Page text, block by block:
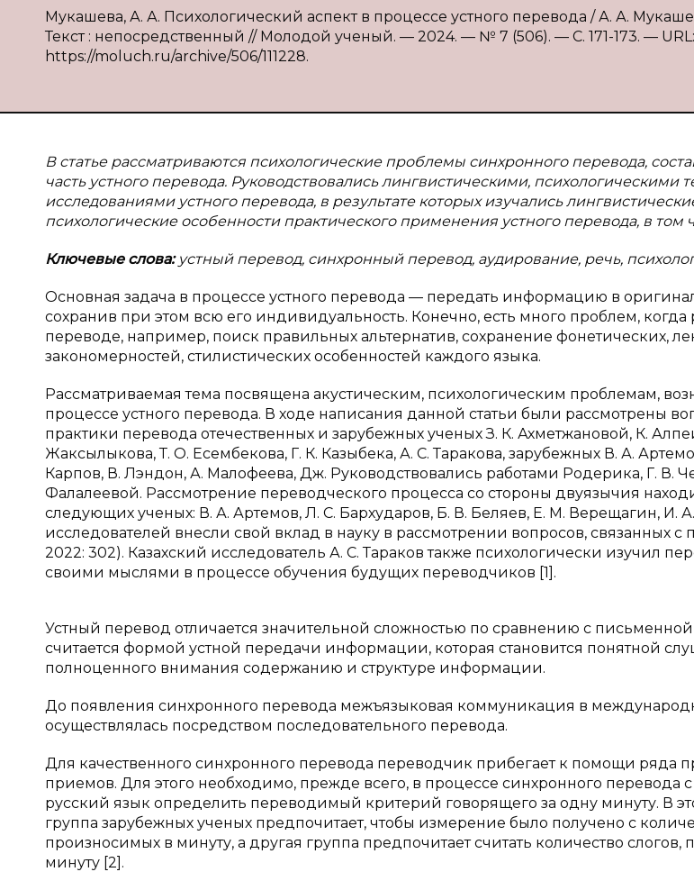
Мукашева, А. А. Психологический аспект в процессе устного перевода / А. А.
Текст : непосредственный // Молодой ученый. — 2024. — № 7 (506). — С. 171-173. — URL:
https://moluch.ru/archive/506/111228.
В статье рассматриваются психологические проблемы синхронного перевода,
часть устного перевода. Руководствовались лингвистическими, психологическими
исследованиями устного перевода, в результате которых изучались
психологические особенности практического применения устного перевода, в том
Ключевые слова: устный перевод, синхронный перевод, аудирование, речь,
Основная задача в процессе устного перевода — передать информацию в
сохранив при этом всю его индивидуальность. Конечно, есть много проблем, когда
переводе, например, поиск правильных альтернатив, сохранение фонетических,
закономерностей, стилистических особенностей каждого языка.
Рассматриваемая тема посвящена акустическим, психологическим проблемам,
процессе устного перевода. В ходе написания данной статьи были рассмотрены
практики перевода отечественных и зарубежных ученых З. К. Ахметжановой, К.
Жаксылыкова, Т. О. Есембекова, Г. К. Казыбека, А. С. Таракова, зарубежных В. А.
Карпов, В. Лэндон, А. Малофеева, Дж. Руководствовались работами Родерика, Г. В.
Фалалеевой. Рассмотрение переводческого процесса со стороны двуязычия
следующих ученых: В. А. Артемов, Л. С. Бархударов, Б. В. Беляев, Е. М. Верещагин, И.
исследователей внесли свой вклад в науку в рассмотрении вопросов, связанных с
2022: 302). Казахский исследователь А. С. Тараков также психологически изучил
своими мыслями в процессе обучения будущих переводчиков [1].
Устный перевод отличается значительной сложностью по сравнению с
считается формой устной передачи информации, которая становится понятной
полноценного внимания содержанию и структуре информации.
До появления синхронного перевода межъязыковая коммуникация в
осуществлялась посредством последовательного перевода.
Для качественного синхронного перевода переводчик прибегает к помощи ряда
приемов. Для этого необходимо, прежде всего, в процессе синхронного перевода с
русский язык определить переводимый критерий говорящего за одну минуту. В
группа зарубежных ученых предпочитает, чтобы измерение было получено с
произносимых в минуту, а другая группа предпочитает считать количество слогов,
минуту [2].